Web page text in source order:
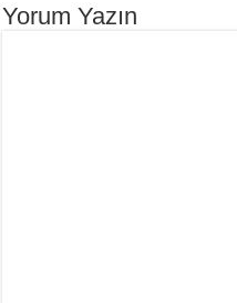
Yorum Yazın